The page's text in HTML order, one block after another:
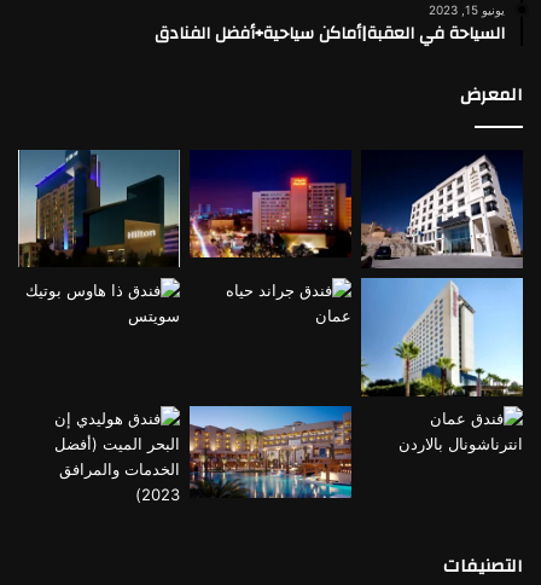
التقييمات النهائية لفندق Cloud7
Residence Ayla Aqaba
حاز الفندق على تقييمات عالية من ضيوفه بنسبة تقييم وصلت إلى
٤,٦ من أصل ٥ ونال على إعجاب ضيوفه وخاصةً من الأزواج
والعائلات، باعتباره المكان الأمثل للهروب من روتين الحياة اليومي
وقضاء أوقات مليئة بالراحة والرفاهية.
سياسات فندق كلاود سفن ريزيدنس
يونيو 15, 2023
السياحة في العقبة|أماكن سياحية+أفضل الفنادق
المعرض
التصنيفات